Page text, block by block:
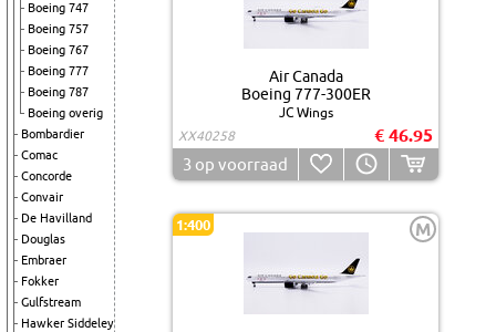
Boeing 747
Boeing 757
Boeing 767
Boeing 777
Boeing 787
Boeing overig
Bombardier
Comac
Concorde
Convair
De Havilland
Douglas
Embraer
Fokker
Gulfstream
Hawker Siddeley
Air Canada
Boeing 777-300ER
JC Wings
XX40258
€ 46.95
3 op voorraad
1:400 M